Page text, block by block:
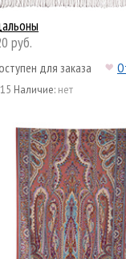
руб.
для заказа
Наличие: нет